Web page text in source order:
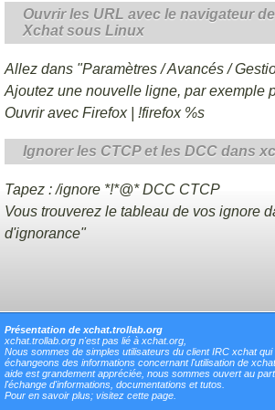
Ouvrir les URL avec le navigateur
Xchat sous Linux
Allez dans "Paramètres / Avancés /
Ajoutez une nouvelle ligne, par exemple
Ouvrir avec Firefox | !firefox %s
Ignorer les CTCP et les DCC dans
Tapez : /ignore *!*@* DCC CTCP
Vous trouverez le tableau de vos ignore
d'ignorance"
Présentation de xchat.trollab.org
xchat.trollab.org n'est pas lié à xchat.org,
Nous sommes de simples utilisateurs du client IRC xchat qui
échangeons des informations concernant l'utilisation de
aide est grandement appréciée, nous sommes ouvert au
l'échange d'informations, documentations et tutos.
Pour en savoir plus; visitez cette page